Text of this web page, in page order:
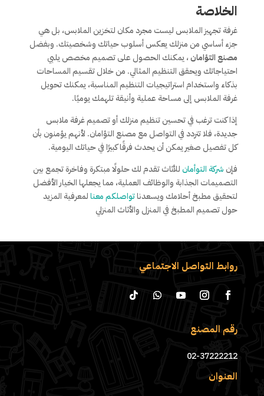
الخلاصة
غرفة تجهيز الملابس ليست مجرد مكان لتخزين الملابس، بل هي
جزء أساسي من منزلك يعكس أسلوب حياتك وشخصيتك. وبفضل
مصنع التؤامان، يمكنك الحصول على تصميم مخصص يلبي
احتياجاتك ويحقق التنظيم المثالي. من خلال تقسيم المساحات
بذكاء واستخدام استراتيجيات التنظيم المناسبة، يمكنك تحويل
غرفة الملابس إلى مساحة عملية وأنيقة تلهمك يوميًا.
إذا كنت ترغب في تحسين تنظيم منزلك أو تصميم غرفة ملابس
جديدة، فلا تتردد في التواصل مع مصنع التؤامان. لأنهم يؤمنون بأن
كل تفصيل صغير يمكن أن يحدث فرقًا كبيرًا في حياتك اليومية.
فإن شركة التوأمانللأثاث تقدم لك حلولًا مبتكرة وفاخرة تجمع بين
التصميمات الجذابة والوظائف العملية، مما يجعلها الخيار الأفضل
لتحقيق مطبخ أحلامك ويسعدناتواصلكم معنالمعرفية المزيد
حول تصميم المطبخ في المنزل والأثاث المنزلي
روابط التواصل الاجتماعي
رقم المصنع
02-37222212
العنوان